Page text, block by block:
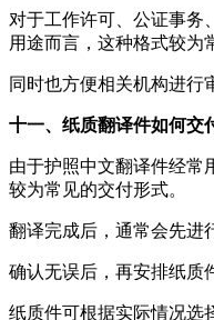
对于工作许可、公证事务
用途而言，这种格式较为
同时也方便相关机构进行
十一、纸质翻译件如何交
由于护照中文翻译件经常
较为常见的交付形式。
翻译完成后，通常会先进
确认无误后，再安排纸质
纸质件可根据实际情况选